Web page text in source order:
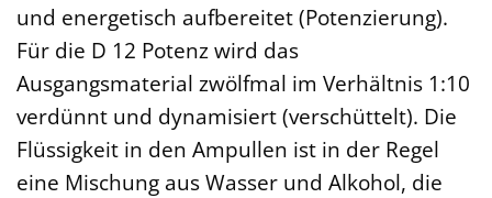
und energetisch aufbereitet (Potenzierung).
Für die D 12 Potenz wird das
Ausgangsmaterial zwölfmal im Verhältnis 1:10
verdünnt und dynamisiert (verschüttelt). Die
Flüssigkeit in den Ampullen ist in der Regel
eine Mischung aus Wasser und Alkohol, die